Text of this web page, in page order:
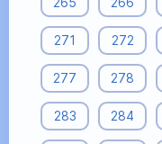
271 272
277 278
283 284